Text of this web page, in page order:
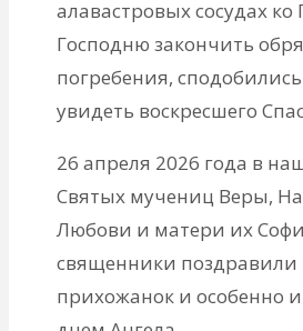
алавастровых сосудах ко
Господню закончить
погребения,
увидеть воскресшего
26 апреля 2026 года в
Святых мучениц Веры,
Любови и матери их
священники
прихожанок и особенно